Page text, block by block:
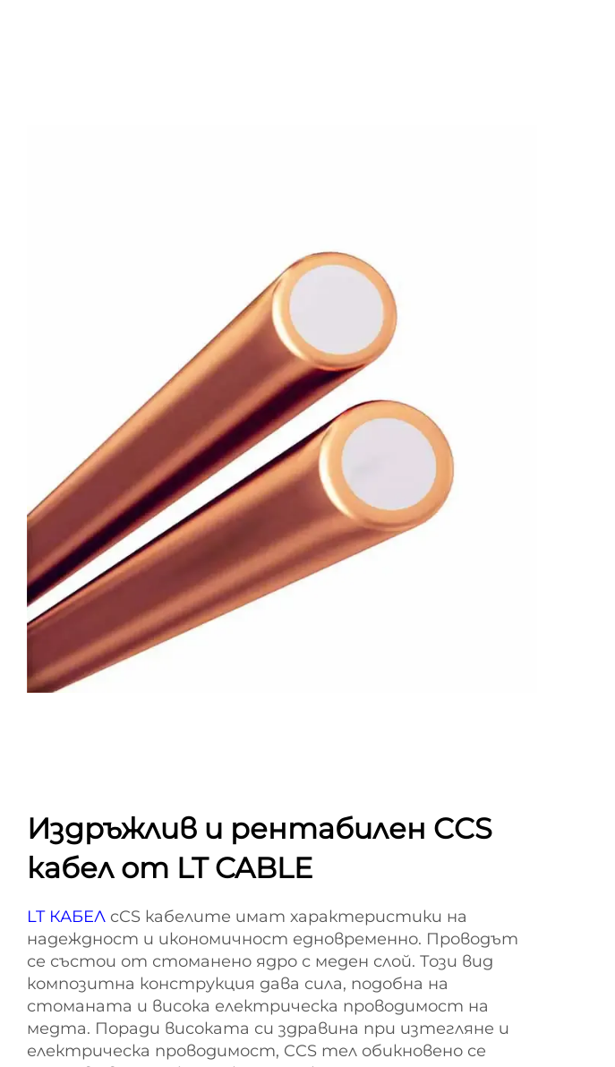
Издръжлив и рентабилен CCS
кабел от LT CABLE
LT КАБЕЛ cCS кабелите имат характеристики на
надеждност и икономичност едновременно. Проводът
се състои от стоманено ядро с меден слой. Този вид
композитна конструкция дава сила, подобна на
стоманата и висока електрическа проводимост на
медта. Поради високата си здравина при изтегляне и
електрическа проводимост, CCS тел обикновено се